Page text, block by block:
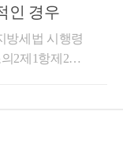
역- 600건 이상
급- 세무사 플
건 이상 상담)-
재무회계
따른 관리처
축 물건은 입주
다.반면지방세
뒤, 이주 후
인 경우
방세법 시행령
2제1항제2호
의3에서 “종
이사ㆍ학업